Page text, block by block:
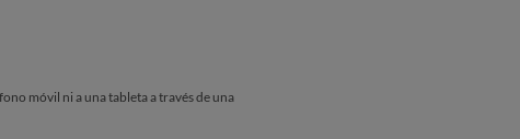
móvil ni a una tableta a través de una